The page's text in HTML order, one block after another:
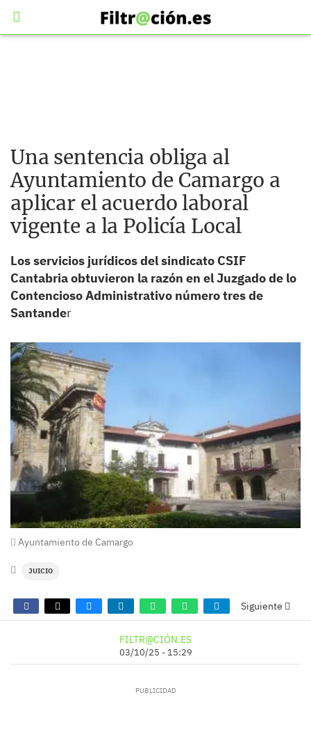
Una sentencia obliga al
Ayuntamiento de Camargo a
aplicar el acuerdo laboral
vigente a la Policía Local
Los servicios jurídicos del sindicato CSIF
Cantabria obtuvieron la razón en el Juzgado de lo
Contencioso Administrativo número tres de
Santander
Ayuntamiento de Camargo
JUICIO
Siguiente
FILTR@CIÓN.ES
03/10/25 - 15:29